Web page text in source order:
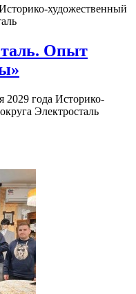
художественный
Опыт
2029 года Историко-
Электросталь